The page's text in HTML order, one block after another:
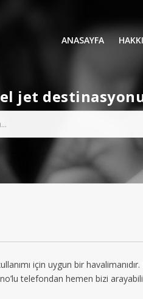
ANASAYFA
jet
için uygun bir
telefondan hemen bizi